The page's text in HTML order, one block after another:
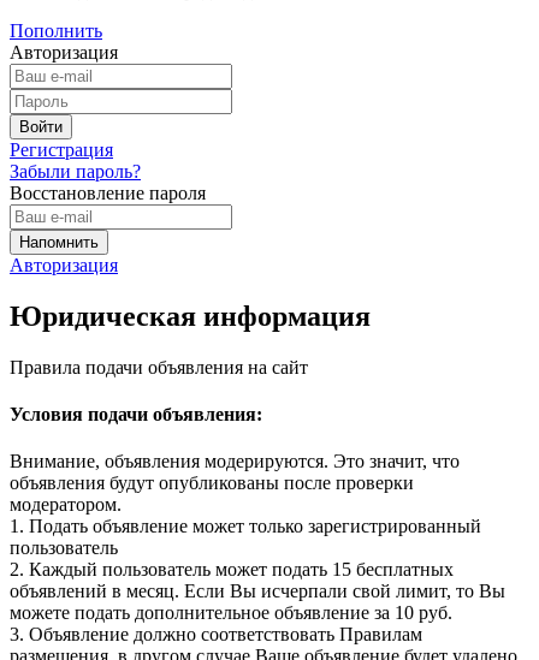
Пополнить
Авторизация
Регистрация
Забыли пароль?
Восстановление пароля
Авторизация
Юридическая информация
Правила подачи объявления на сайт
Условия подачи объявления:
Внимание, объявления модерируются. Это значит, что
объявления будут опубликованы после проверки
модератором.
1. Подать объявление может только зарегистрированный
пользователь
2. Каждый пользователь может подать 15 бесплатных
объявлений в месяц. Если Вы исчерпали свой лимит, то Вы
можете подать дополнительное объявление за 10 руб.
3. Объявление должно соответствовать Правилам